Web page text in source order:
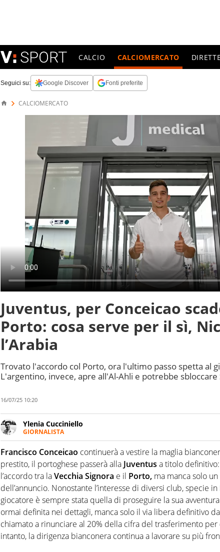
CALCIO CALCIOMERCATO
Seguici su: Google Discover Fonti preferite
CALCIOMERCATO
Juventus, per Conceicao
Porto: cosa serve per il sì,
l’Arabia
Trovato l'accordo col Porto, ora l'ultimo passo spetta al
L'argentino, invece, apre all'Al-Ahli e potrebbe sbloccare
16/07/25 10:20
Ylenia Cucciniello
GIORNALISTA
Appassionatissima di tutto lo sport: scrive di calcio
sguardo sull'extra campo, dove spesso si trovano risposte
riesce a restituire
Francisco Conceicao continuerà a vestire la maglia
prestito, il portoghese passerà alla Juventus a titolo
l’accordo tra laVecchia Signora e il Porto, ma manca solo
dell’annuncio. Nonostante l’interesse di diversi club, specie
giocatore è sempre stata quella di proseguire la sua
ormai definita nei dettagli, manca solo il via libera definitivo
chiamato a rinunciare al 20% della cifra del trasferimento per
intanto, la dirigenza bianconera continua a lavorare su più